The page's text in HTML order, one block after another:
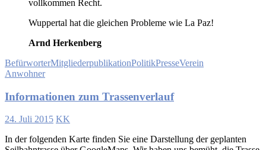
vollkommen Recht.
Wuppertal hat die gleichen Probleme wie La Paz!
Arnd Herkenberg
BefürworterMitgliederpublikationPolitikPresseVerein
Anwohner
Informationen zum Trassenverlauf
24. Juli 2015 KK
In der folgenden Karte finden Sie eine Darstellung der geplanten